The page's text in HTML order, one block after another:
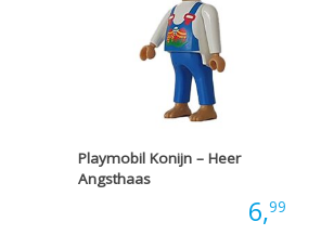
Playmobil Konijn – Heer
Angsthaas
6,99